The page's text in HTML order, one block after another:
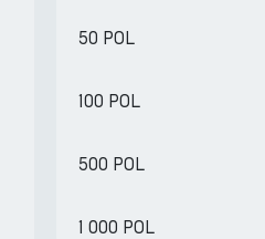
50 POL
100 POL
500 POL
1 000 POL